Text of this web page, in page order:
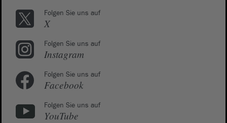
Folgen Sie uns auf
X
Folgen Sie uns auf
Instagram
Folgen Sie uns auf
Facebook
Folgen Sie uns auf
YouTube